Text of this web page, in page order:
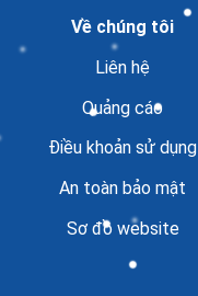
Về chúng tôi
Liên hệ
Quảng cáo
Điều khoản sử dụng
An toàn bảo mật
Sơ đồ website